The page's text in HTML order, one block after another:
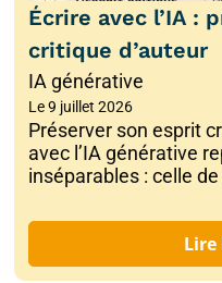
Écrire avec l’IA :
critique d’auteur
IA générative
Le9 juillet 2026
Préserver son esprit
avec l’IA générative
inséparables : celle